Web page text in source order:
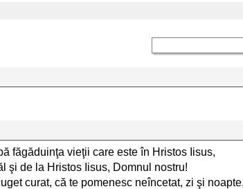
făgăduinţa vieţii care este în Hristos Iisus,
şi de la Hristos Iisus, Domnul nostru!
curat, că te pomenesc neîncetat, zi şi